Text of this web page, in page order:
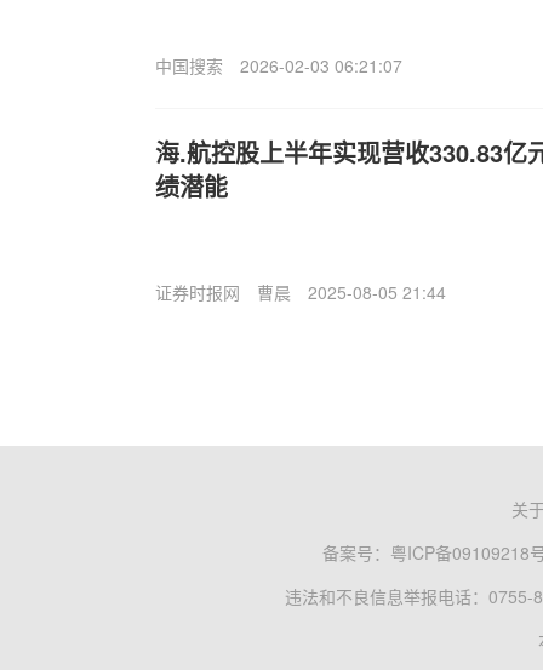
中国搜索 2026-02-03 06:21:07
海.航控股上半年实现营收330.83亿
绩潜能
证券时报网 曹晨 2025-08-05 21:44
关
备案号： 粤ICP备09109218
违法和不良信息举报电话：0755-